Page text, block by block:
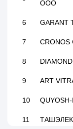
ООО
6 GARANT
7
8
9 ART
10
11